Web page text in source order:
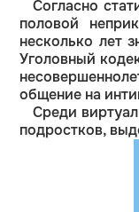
Согласно
половой
несколько лет
Уголовный
общение на
Среди
подростков,